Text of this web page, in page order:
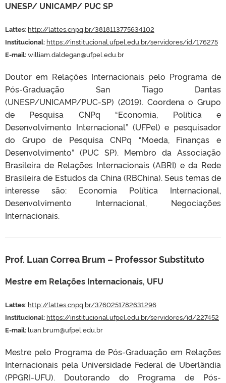
UNESP/ UNICAMP/ PUC SP
Lattes: http://lattes.cnpq.br/3818113775634102
Institucional: https://institucional.ufpel.edu.br/servidores/id/176275
E-mail:william.daldegan@ufpel.edu.br
Doutor em Relações Internacionais pelo Programa de
Pós-Graduação San Tiago Dantas
(UNESP/UNICAMP/PUC-SP) (2019). Coordena o Grupo
de Pesquisa CNPq “Economia, Política e
Desenvolvimento Internacional” (UFPel) e pesquisador
do Grupo de Pesquisa CNPq “Moeda, Finanças e
Desenvolvimento” (PUC SP). Membro da Associação
Brasileira de Relações Internacionais (ABRI) e da Rede
Brasileira de Estudos da China (RBChina). Seus temas de
interesse são: Economia Política Internacional,
Desenvolvimento Internacional, Negociações
Internacionais.
Prof. Luan Correa Brum – Professor Substituto
Mestre em Relações Internacionais, UFU
Lattes: http://lattes.cnpq.br/3760251782631296
Institucional: https://institucional.ufpel.edu.br/servidores/id/227452
E-mail: luan.brum@ufpel.edu.br
Mestre pelo Programa de Pós-Graduação em Relações
Internacionais pela Universidade Federal de Uberlândia
(PPGRI-UFU). Doutorando do Programa de Pós-